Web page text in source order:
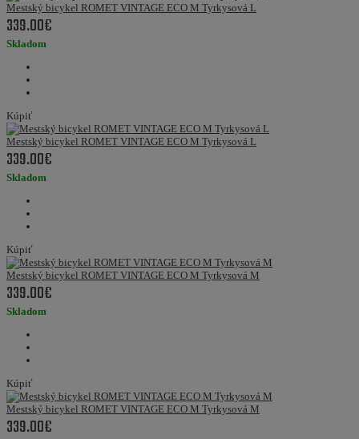
Mestský bicykel ROMET VINTAGE ECO M Tyrkysová L
339.00€
Skladom
Kúpiť
Mestský bicykel ROMET VINTAGE ECO M Tyrkysová L
339.00€
Skladom
Kúpiť
Mestský bicykel ROMET VINTAGE ECO M Tyrkysová M
339.00€
Skladom
Kúpiť
Mestský bicykel ROMET VINTAGE ECO M Tyrkysová M
339.00€